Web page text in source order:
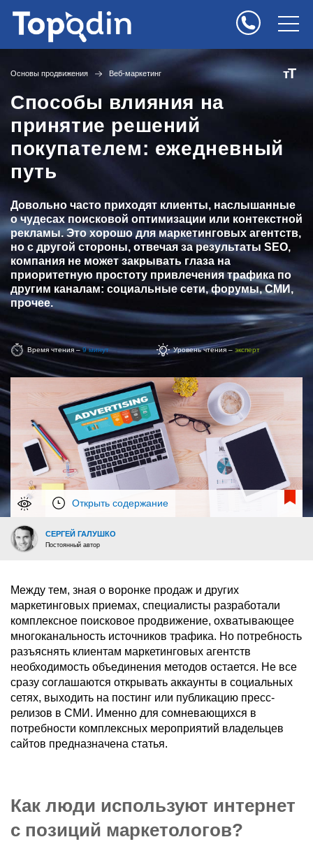
тТ
Основы продвижения Веб-маркетинг
Способы влияния на
принятие решений
покупателем: ежедневный
путь
Довольно часто приходят клиенты, наслышанные
о чудесах поисковой оптимизации или контекстной
рекламы. Это хорошо для маркетинговых агентств,
но с другой стороны, отвечая за результаты SEO,
компания не может закрывать глаза на
приоритетную простоту привлечения трафика по
другим каналам: социальные сети, форумы, СМИ,
прочее.
Время чтения –9 минут Уровень чтения – эксперт
Открыть содержание
СЕРГЕЙ ГАЛУШКО
Постоянный автор
Между тем, зная о воронке продаж и других
маркетинговых приемах, специалисты разработали
комплексное поисковое продвижение, охватывающее
многоканальность источников трафика. Но потребность
разъяснять клиентам маркетинговых агентств
необходимость объединения методов остается. Не все
сразу соглашаются открывать аккаунты в социальных
сетях, выходить на постинг или публикацию пресс-
релизов в СМИ. Именно для сомневающихся в
потребности комплексных мероприятий владельцев
сайтов предназначена статья.
Как люди используют интернет
с позиций маркетологов?